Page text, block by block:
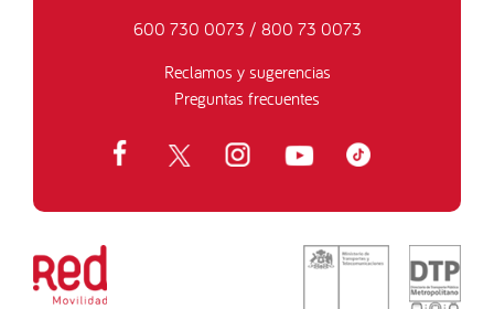
600 730 0073 / 800 73 0073
Reclamos y sugerencias
Preguntas frecuentes